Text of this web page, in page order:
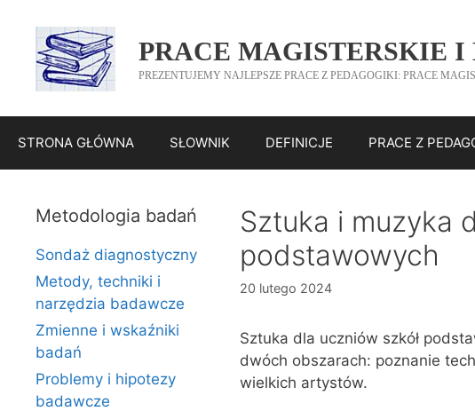
treści
PRACE MAGISTERSKIE
PREZENTUJEMY NAJLEPSZE PRACE Z PEDAGOGIKI: PRACE
STRONA GŁÓWNA SŁOWNIK DEFINICJE PRACE Z
Sztuka i muzyka
podstawowych
20 lutego 2024
Sztuka dla uczniów szkół
dwóch obszarach: poznanie
wielkich artystów.
Metodologia badań
Sondaż diagnostyczny
Metody, techniki i
narzędzia badawcze
Zmienne i wskaźniki
badań
Problemy i hipotezy
badawcze